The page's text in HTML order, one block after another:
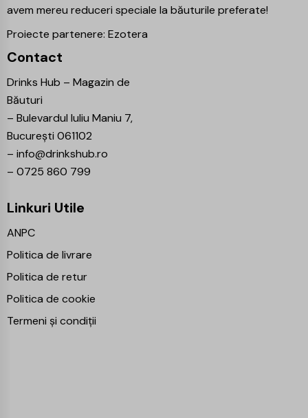
avem mereu reduceri speciale la băuturile preferate!
Proiecte partenere: Ezotera
Contact
Drinks Hub – Magazin de
Băuturi
– Bulevardul Iuliu Maniu 7,
București 061102
– info@drinkshub.ro
– 0725 860 799
Linkuri Utile
ANPC
Politica de livrare
Politica de retur
Politica de cookie
Termeni și condiții